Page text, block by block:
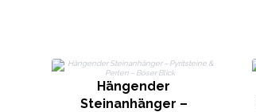
Hängender
Steinanhänger –